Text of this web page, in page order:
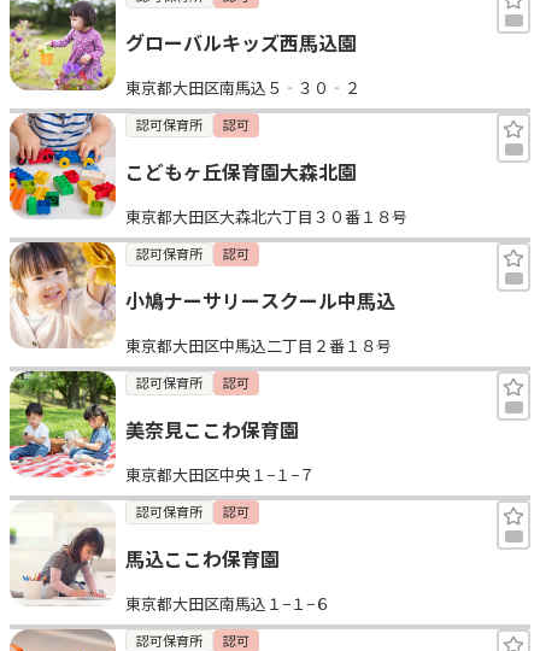
エンクルの特徴と活用方法
コラム
お知らせ
グローバルキッズ西馬込園
東京都大田区南馬込５‐３０‐２
認可保育所 認可
こどもヶ丘保育園大森北園
東京都大田区大森北六丁目３０番１８号
認可保育所 認可
小鳩ナーサリースクール中馬込
東京都大田区中馬込二丁目２番１８号
認可保育所 認可
美奈見ここわ保育園
東京都大田区中央１−１−７
認可保育所 認可
馬込ここわ保育園
東京都大田区南馬込１−１−６
認可保育所 認可